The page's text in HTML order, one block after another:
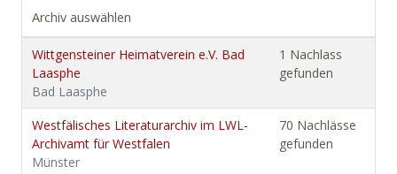
Archiv auswählen
Wittgensteiner Heimatverein e.V. Bad
Laasphe
Bad Laasphe
1 Nachlass
gefunden
Westfälisches Literaturarchiv im LWL-
Archivamt für Westfalen
Münster
70 Nachlässe
gefunden